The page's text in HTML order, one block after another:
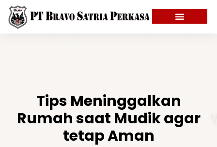
Tips Meninggalkan
Rumah saat Mudik agar
tetap Aman